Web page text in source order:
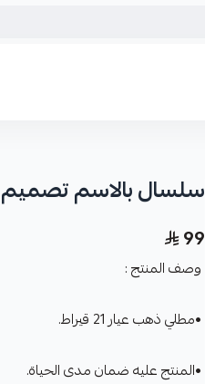
سلسال بالاسم
99
وصف المنتج :
•مطلي ذهب عيار 21 قيراط.
•المنتج عليه ضمان مدى الحياة.